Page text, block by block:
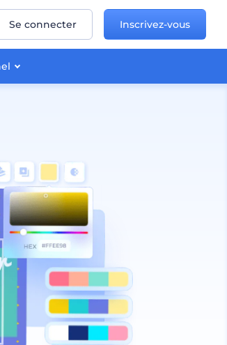
Se connecter Inscrivez-vous